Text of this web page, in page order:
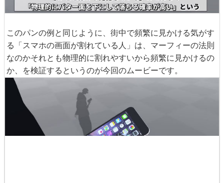
このパンの例と同じように、街中で頻繁に見かける気がす
る「スマホの画面が割れている人」は、マーフィーの法則
なのかそれとも物理的に割れやすいから頻繁に見かけるの
か、を検証するというのが今回のムービーです。